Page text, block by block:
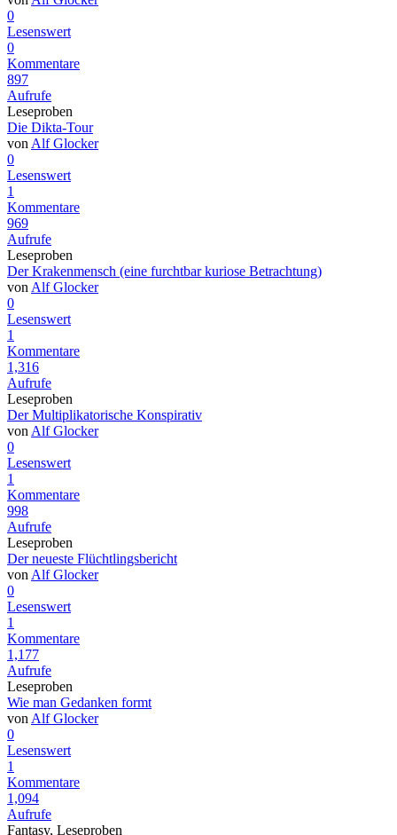
0
Lesenswert
0
Kommentare
897
Aufrufe
Leseproben
Die Dikta-Tour
von Alf Glocker
0
Lesenswert
1
Kommentare
969
Aufrufe
Leseproben
Der Krakenmensch (eine furchtbar kuriose Betrachtung)
von Alf Glocker
0
Lesenswert
1
Kommentare
1,316
Aufrufe
Leseproben
Der Multiplikatorische Konspirativ
von Alf Glocker
0
Lesenswert
1
Kommentare
998
Aufrufe
Leseproben
Der neueste Flüchtlingsbericht
von Alf Glocker
0
Lesenswert
1
Kommentare
1,177
Aufrufe
Leseproben
Wie man Gedanken formt
von Alf Glocker
0
Lesenswert
1
Kommentare
1,094
Aufrufe
Fantasy, Leseproben